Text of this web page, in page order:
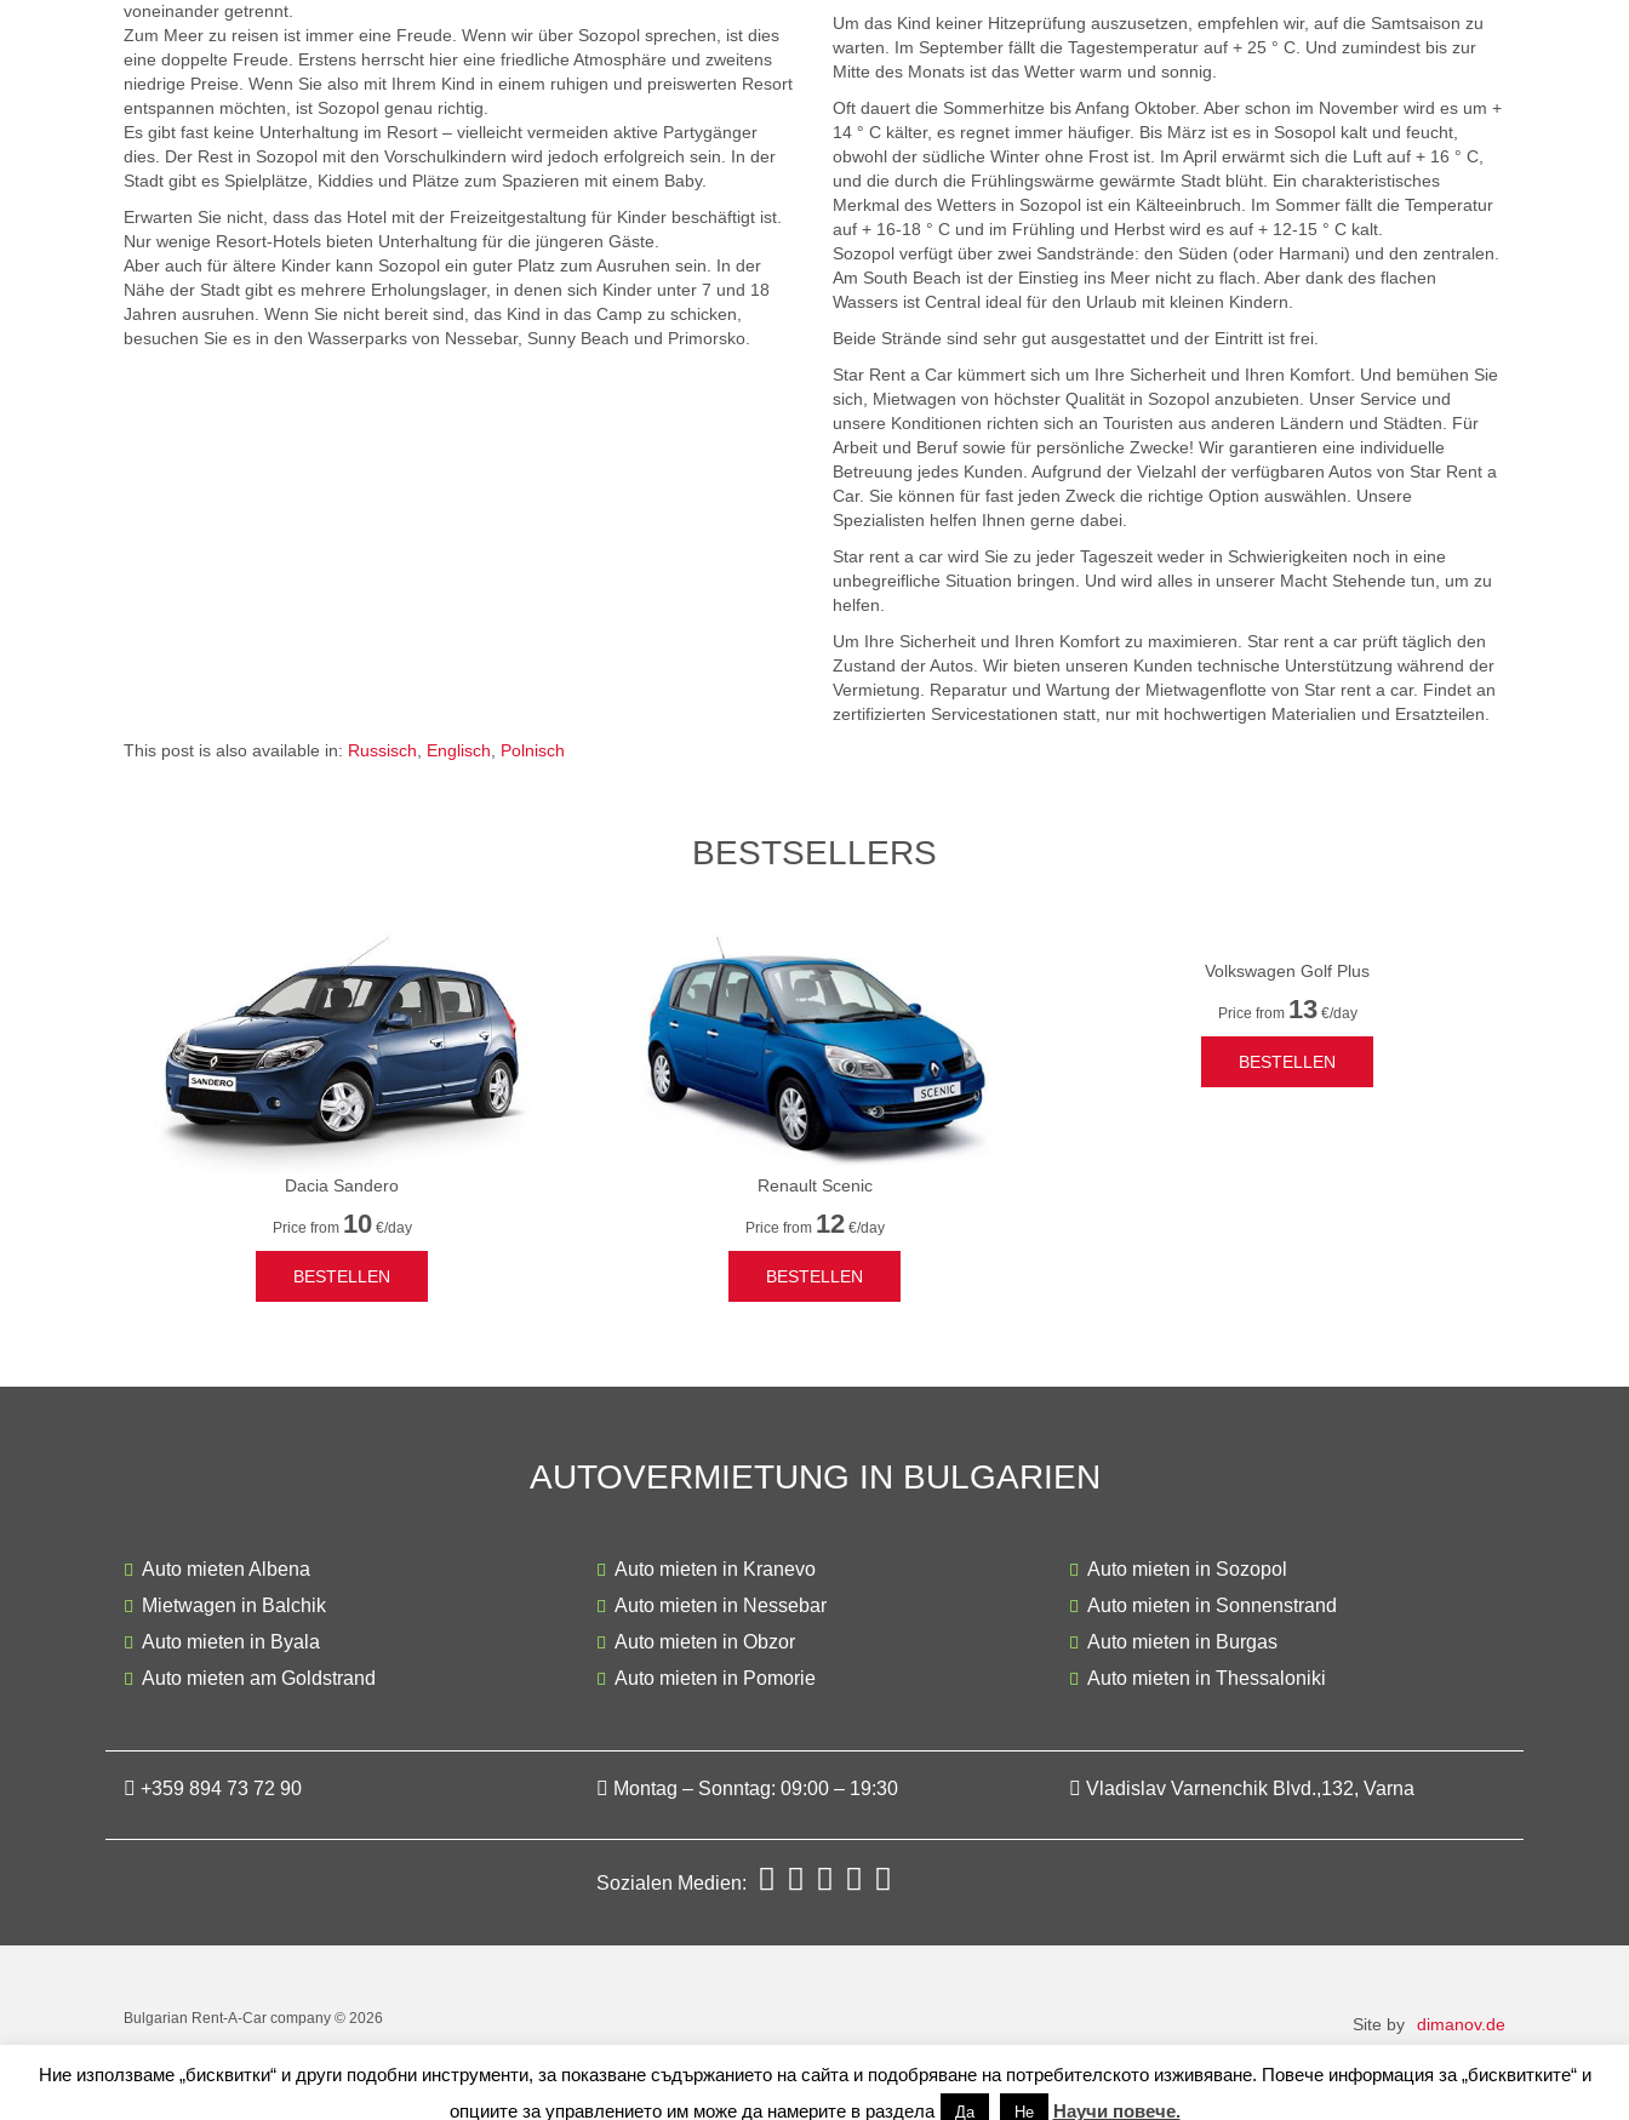
voneinander getrennt.
Zum Meer zu reisen ist immer eine Freude. Wenn wir über Sozopol sprechen, ist dies
eine doppelte Freude. Erstens herrscht hier eine friedliche Atmosphäre und zweitens
niedrige Preise. Wenn Sie also mit Ihrem Kind in einem ruhigen und preiswerten Resort
entspannen möchten, ist Sozopol genau richtig.
Es gibt fast keine Unterhaltung im Resort – vielleicht vermeiden aktive Partygänger
dies. Der Rest in Sozopol mit den Vorschulkindern wird jedoch erfolgreich sein. In der
Stadt gibt es Spielplätze, Kiddies und Plätze zum Spazieren mit einem Baby.
Erwarten Sie nicht, dass das Hotel mit der Freizeitgestaltung für Kinder beschäftigt ist.
Nur wenige Resort-Hotels bieten Unterhaltung für die jüngeren Gäste.
Aber auch für ältere Kinder kann Sozopol ein guter Platz zum Ausruhen sein. In der
Nähe der Stadt gibt es mehrere Erholungslager, in denen sich Kinder unter 7 und 18
Jahren ausruhen. Wenn Sie nicht bereit sind, das Kind in das Camp zu schicken,
besuchen Sie es in den Wasserparks von Nessebar, Sunny Beach und Primorsko.
Um das Kind keiner Hitzeprüfung auszusetzen, empfehlen wir, auf die Samtsaison zu
warten. Im September fällt die Tagestemperatur auf + 25 ° C. Und zumindest bis zur
Mitte des Monats ist das Wetter warm und sonnig.
Oft dauert die Sommerhitze bis Anfang Oktober. Aber schon im November wird es um +
14 ° C kälter, es regnet immer häufiger. Bis März ist es in Sosopol kalt und feucht,
obwohl der südliche Winter ohne Frost ist. Im April erwärmt sich die Luft auf + 16 ° C,
und die durch die Frühlingswärme gewärmte Stadt blüht. Ein charakteristisches
Merkmal des Wetters in Sozopol ist ein Kälteeinbruch. Im Sommer fällt die Temperatur
auf + 16-18 ° C und im Frühling und Herbst wird es auf + 12-15 ° C kalt.
Sozopol verfügt über zwei Sandstrände: den Süden (oder Harmani) und den zentralen.
Am South Beach ist der Einstieg ins Meer nicht zu flach. Aber dank des flachen
Wassers ist Central ideal für den Urlaub mit kleinen Kindern.
Beide Strände sind sehr gut ausgestattet und der Eintritt ist frei.
Star Rent a Car kümmert sich um Ihre Sicherheit und Ihren Komfort. Und bemühen Sie
sich, Mietwagen von höchster Qualität in Sozopol anzubieten. Unser Service und
unsere Konditionen richten sich an Touristen aus anderen Ländern und Städten. Für
Arbeit und Beruf sowie für persönliche Zwecke! Wir garantieren eine individuelle
Betreuung jedes Kunden. Aufgrund der Vielzahl der verfügbaren Autos von Star Rent a
Car. Sie können für fast jeden Zweck die richtige Option auswählen. Unsere
Spezialisten helfen Ihnen gerne dabei.
Star rent a car wird Sie zu jeder Tageszeit weder in Schwierigkeiten noch in eine
unbegreifliche Situation bringen. Und wird alles in unserer Macht Stehende tun, um zu
helfen.
Um Ihre Sicherheit und Ihren Komfort zu maximieren. Star rent a car prüft täglich den
Zustand der Autos. Wir bieten unseren Kunden technische Unterstützung während der
Vermietung. Reparatur und Wartung der Mietwagenflotte von Star rent a car. Findet an
zertifizierten Servicestationen statt, nur mit hochwertigen Materialien und Ersatzteilen.
This post is also available in: Russisch Englisch Polnisch
BESTSELLERS
Dacia Sandero
Price from 10 €/day
BESTELLEN
Renault Scenic
Price from 12 €/day
BESTELLEN
Volkswagen Golf Plus
Price from 13 €/day
BESTELLEN
AUTOVERMIETUNG IN BULGARIEN
Auto mieten Albena
Mietwagen in Balchik
Auto mieten in Byala
Auto mieten am Goldstrand
Auto mieten in Kranevo
Auto mieten in Nessebar
Auto mieten in Obzor
Auto mieten in Pomorie
Auto mieten in Sozopol
Auto mieten in Sonnenstrand
Auto mieten in Burgas
Auto mieten in Thessaloniki
+359 894 73 72 90 Montag – Sonntag: 09:00 – 19:30 Vladislav Varnenchik Blvd.,132, Varna
Sozialen Medien:
Bulgarian Rent-A-Car company © 2026 Site by dimanov.de
Ние използваме „бисквитки“ и други подобни инструменти, за показване съдържанието на сайта и подобряване на потребителското изживяване. Повече информация за „бисквитките“ и
опциите за управлението им може да намерите в раздела
Да Не Научи повече.